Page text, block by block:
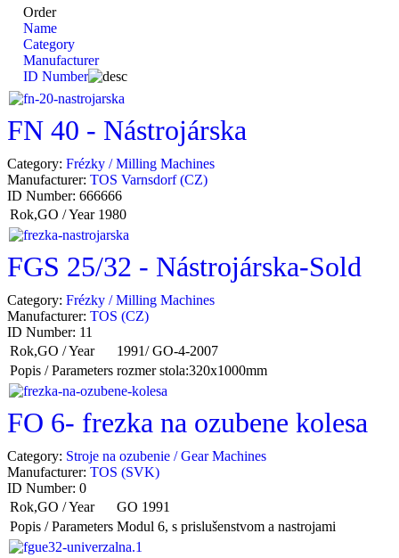
Order
Name
Category
Manufacturer
ID Number
FN 40 - Nástrojárska
Category: Frézky / Milling Machines
Manufacturer: TOS Varnsdorf (CZ)
ID Number: 666666
Rok,GO / Year 1980
FGS 25/32 - Nástrojárska-Sold
Category: Frézky / Milling Machines
Manufacturer: TOS (CZ)
ID Number: 11
Rok,GO / Year
1991/ GO-4-2007
Popis / Parameters rozmer stola:320x1000mm
FO 6- frezka na ozubene kolesa
Category: Stroje na ozubenie / Gear Machines
Manufacturer: TOS (SVK)
ID Number: 0
Rok,GO / Year
GO 1991
Popis / Parameters Modul 6, s prislušenstvom a nastrojami